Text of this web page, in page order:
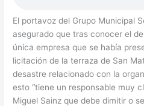
El portavoz del Grupo Municipal
asegurado que tras conocer el
única empresa que se había
licitación de la terraza de San
desastre relacionado con la
esto “tiene un responsable muy
Miguel Sainz que debe dimitir o